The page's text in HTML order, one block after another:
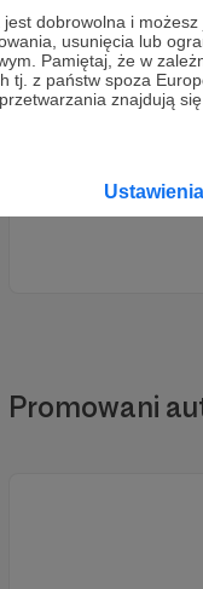
dobrowolna i możesz
usunięcia lub
Pamiętaj, że w
tj. z państw spoza
znajdują
Promowani